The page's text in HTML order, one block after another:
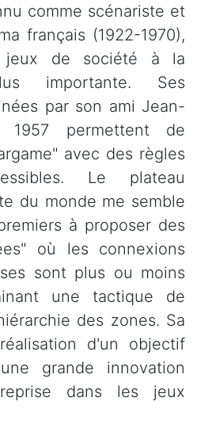
comme scénariste et
français (1922-1970),
de société à la
importante. Ses
par son ami Jean-
1957 permettent de
avec des règles
Le plateau
du monde me semble
à proposer des
où les connexions
sont plus ou moins
une tactique de
des zones. Sa
d'un objectif
grande innovation
dans les jeux